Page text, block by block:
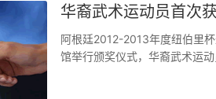
华裔武术运动员首次
阿根廷2012-2013年度纽伯里
馆举行颁奖仪式，华裔武术运动